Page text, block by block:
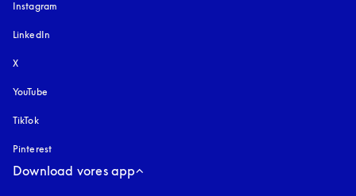
Instagram
LinkedIn
X
YouTube
TikTok
Pinterest
Download vores app